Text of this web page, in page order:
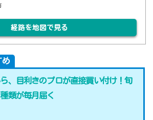
経路を地図で見る
め
、目利きのプロが直接買い付け！旬
類が毎月届く